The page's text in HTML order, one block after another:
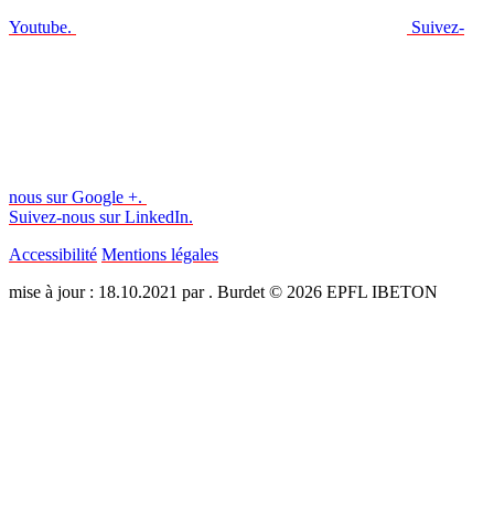
Youtube. Suivez-
nous sur Google +.
Suivez-nous sur LinkedIn.
Accessibilité Mentions légales
mise à jour : 18.10.2021 par . Burdet © 2026 EPFL IBETON